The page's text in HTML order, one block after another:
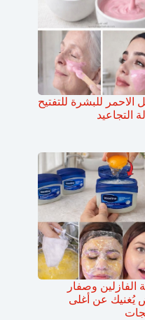
الاحمر للبشرة للتفتيح
التجاعيد
الفازلين وصفار
يُغنيك عن أغلى